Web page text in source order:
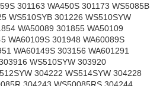
301163 WA450S 301173 WS5085B
WS510SYB 301226 WS510SYW
WA50089 301855 WA50109
WA60109S 301948 WA60089S
WA60149S 303156 WA601291
WS510SYW 303920
304222 WS514SYW 304228
304243 WS50085RS 304244